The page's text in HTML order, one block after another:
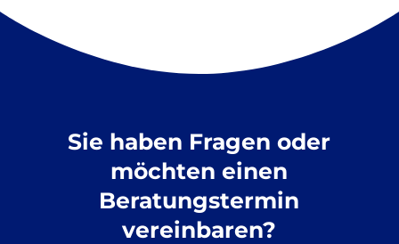
Sie haben Fragen oder
möchten einen
Beratungstermin
vereinbaren?